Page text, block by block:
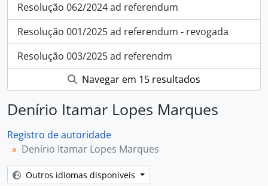
Resolução 062/2024 ad referendum
Resolução 001/2025 ad referendum - revogada
Resolução 003/2025 ad referendm
Navegar em 15 resultados
Denírio Itamar Lopes Marques
Registro de autoridade
Denírio Itamar Lopes Marques
Outros idiomas disponíveis